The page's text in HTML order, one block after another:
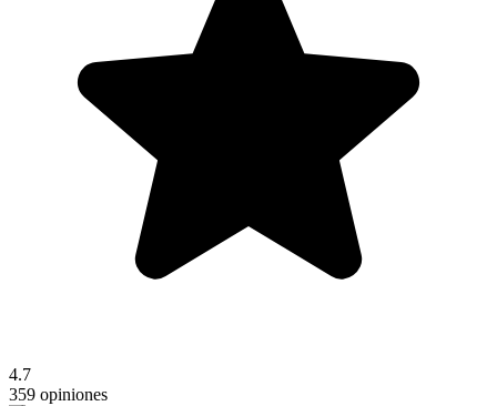
4.7
359 opiniones